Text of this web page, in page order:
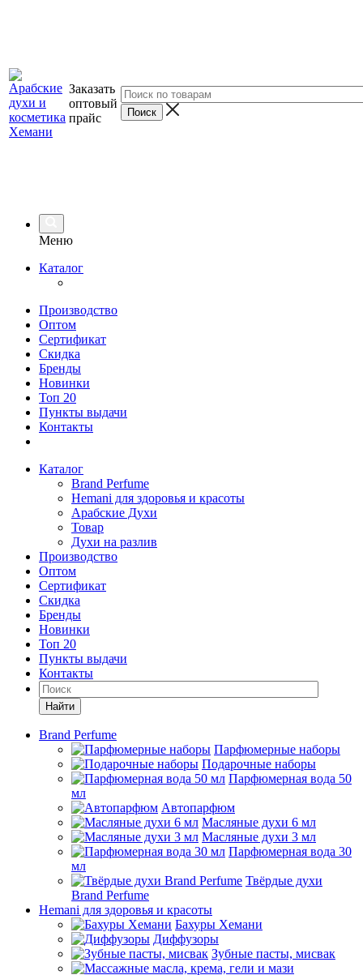
Заказать
оптовый
прайс
Меню
Каталог
Производство
Оптом
Сертификат
Скидка
Бренды
Новинки
Топ 20
Пункты выдачи
Контакты
Каталог
Brand Perfume
Hemani для здоровья и красоты
Арабские Духи
Товар
Духи на разлив
Производство
Оптом
Сертификат
Скидка
Бренды
Новинки
Топ 20
Пункты выдачи
Контакты
Найти
Brand Perfume
Парфюмерные наборы
Подарочные наборы
Парфюмерная вода 50
мл
Автопарфюм
Масляные духи 6 мл
Масляные духи 3 мл
Парфюмерная вода 30
мл
Твёрдые духи
Brand Perfume
Hemani для здоровья и красоты
Бахуры Хемани
Диффузоры
Зубные пасты, мисвак